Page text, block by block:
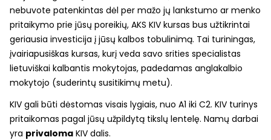
nebuvote patenkintas dėl per mažo jų lankstumo ar menko
pritaikymo prie jūsų poreikių, AKS KIV kursas bus užtikrintai
geriausia investicija į jūsų kalbos tobulinimą. Tai turiningas,
įvairiapusiškas kursas, kurį veda savo srities specialistas
lietuviškai kalbantis mokytojas, padedamas anglakalbio
mokytojo (suderintų susitikimų metu).
KIV gali būti dėstomas visais lygiais, nuo A1 iki C2. KIV turinys
pritaikomas pagal jūsų užpildytą tikslų lentelę. Namų darbai
yra privaloma KIV dalis.